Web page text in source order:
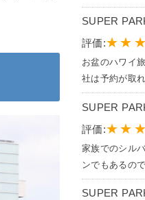
SUPER
評価:★ ★ ★
お盆のハワイ
社は予約が取
SUPER
評価:★ ★ ★
家族でのシル
ンでもあるの
SUPER